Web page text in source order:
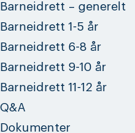
Barneidrett – generelt
Barneidrett 1-5 år
Barneidrett 6-8 år
Barneidrett 9-10 år
Barneidrett 11-12 år
Q&A
Dokumenter